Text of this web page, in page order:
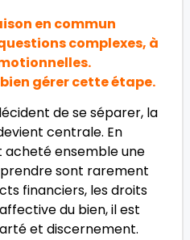
en commun
complexes, à
gérer cette étape.
de se séparer, la
centrale. En
acheté ensemble une
prendre sont rarement
financiers, les droits
du bien, il est
et discernement.